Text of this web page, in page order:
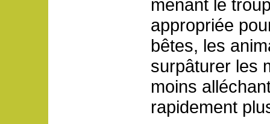
menant le
appropriée
bêtes, les
surpâturer les
moins
rapidement